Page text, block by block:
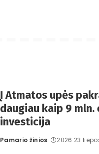
Į Atmatos upės
daugiau kaip 9 mln.
investicija
Posted
Pamario žinios 2026 23